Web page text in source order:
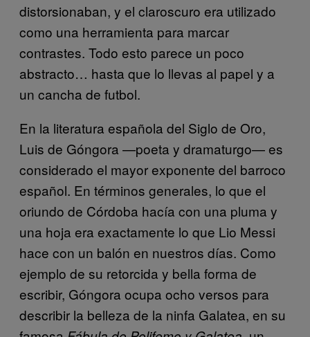
distorsionaban, y el claroscuro era utilizado
como una herramienta para marcar
contrastes. Todo esto parece un poco
abstracto… hasta que lo llevas al papel y a
un cancha de futbol.
En la literatura española del Siglo de Oro,
Luis de Góngora —poeta y dramaturgo— es
considerado el mayor exponente del barroco
español. En términos generales, lo que el
oriundo de Córdoba hacía con una pluma y
una hoja era exactamente lo que Lio Messi
hace con un balón en nuestros días. Como
ejemplo de su retorcida y bella forma de
escribir, Góngora ocupa ocho versos para
describir la belleza de la ninfa Galatea, en su